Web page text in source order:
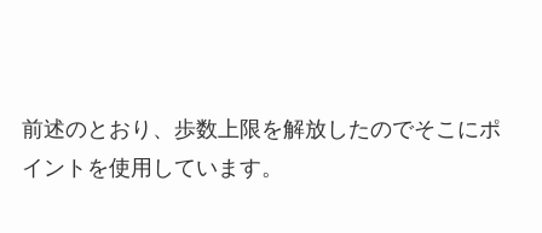
前述のとおり、歩数上限を解放したのでそこにポ
イントを使用しています。